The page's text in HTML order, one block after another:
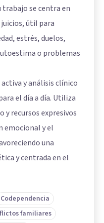
trabajo se centra en
útil para
estrés, duelos,
o problemas
y análisis clínico
el día a día. Utiliza
y recursos expresivos
emocional y el
una
y centrada en el
Codependencia
familiares